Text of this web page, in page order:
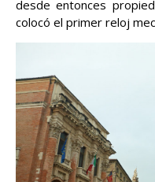
desde entonces
colocó el primer reloj